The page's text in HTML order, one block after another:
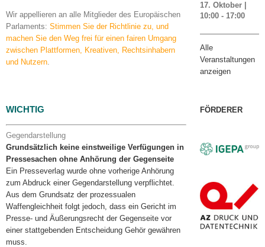
Wir appellieren an alle Mitglieder des Europäischen
Parlaments: Stimmen Sie der Richtlinie zu, und
machen Sie den Weg frei für einen fairen Umgang
zwischen Plattformen, Kreativen, Rechtsinhabern
und Nutzern.
WICHTIG
Gegendarstellung
Grundsätzlich keine einstweilige Verfügungen in
Pressesachen ohne Anhörung der Gegenseite
Ein Presseverlag wurde ohne vorherige Anhörung
zum Abdruck einer Gegendarstellung verpflichtet.
Aus dem Grundsatz der prozessualen
Waffengleichheit folgt jedoch, dass ein Gericht im
Presse- und Äußerungsrecht der Gegenseite vor
einer stattgebenden Entscheidung Gehör gewähren
muss.
17. Oktober |
10:00- 17:00
Alle
Veranstaltungen
anzeigen
FÖRDERER